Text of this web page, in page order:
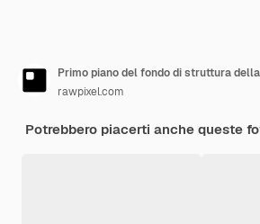
Primo piano del fondo di struttura
rawpixel.com
Potrebbero piacerti anche queste